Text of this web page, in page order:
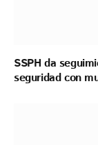
SSPH da
seguridad con